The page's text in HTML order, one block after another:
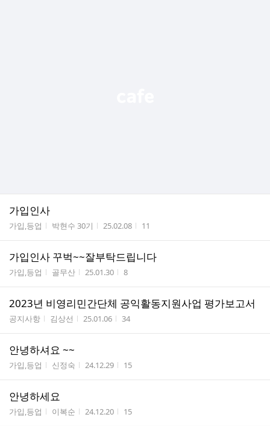
가입인사
게시판명
가입,등업 작성자
박현수 30기 작성시간
25.02.08 조회수
11
가입인사 꾸벅~~잘부탁드립니다
게시판명
가입,등업 작성자
골무산 작성시간
25.01.30 조회수
8
2023년 비영리민간단체 공익활동지원사업 평가보고서
게시판명
공지사항 작성자
김상선 작성시간
25.01.06 조회수
34
안녕하셔요 ~~
게시판명
가입,등업 작성자
신정숙 작성시간
24.12.29 조회수
15
안녕하세요
게시판명
가입,등업 작성자
이복순 작성시간
24.12.20 조회수
15